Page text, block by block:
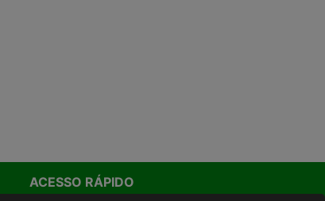
ACESSO RÁPIDO